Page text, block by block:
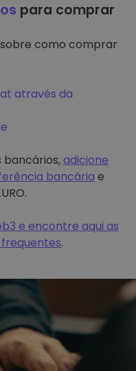
para comprar
como comprar
através da
bancários,adicione
bancária e
e encontre aqui as
.